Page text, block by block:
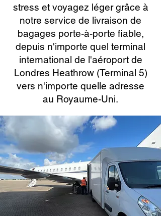
stress et voyagez léger grâce à
notre service de livraison de
bagages porte-à-porte fiable,
depuis n'importe quel terminal
international de l'aéroport de
Londres Heathrow (Terminal 5)
vers n'importe quelle adresse
au Royaume-Uni.